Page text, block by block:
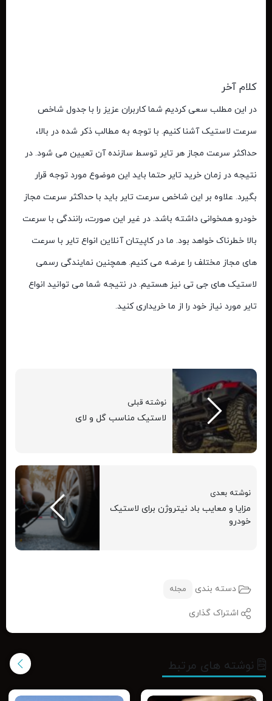
کلام آخر
در این مطلب سعی کردیم شما کاربران عزیز را با جدول شاخص
سرعت لاستیکآشنا کنیم. با توجه به مطالب ذکر شده در بالا،
حداکثر سرعت مجاز هر تایر توسط سازنده آن تعیین می ‌شود. در
نتیجه در زمان خرید تایر حتما باید این موضوع مورد توجه قرار
بگیرد. علاوه بر این شاخص سرعت تایر باید با حداکثر سرعت مجاز
خودرو همخوانی داشته باشد. در غیر این صورت، رانندگی با سرعت
بالا خطرناک خواهد بود. ما در کاپیتان آنلاین انواع تایر با سرعت
های مجاز مختلف را عرضه می کنیم. همچنین نمایندگی رسمی
لاستیک های جی تی نیز هستیم. در نتیجه شما می توانید انواع
تایر مورد نیاز خود را از ما خریداری کنید.
نوشته قبلی
لاستیک مناسب گل و لای
نوشته بعدی
مزایا و معایب باد نیتروژن برای لاستیک
خودرو
دسته بندی مجله
اشتراک گذاری
نوشته های مرتبط